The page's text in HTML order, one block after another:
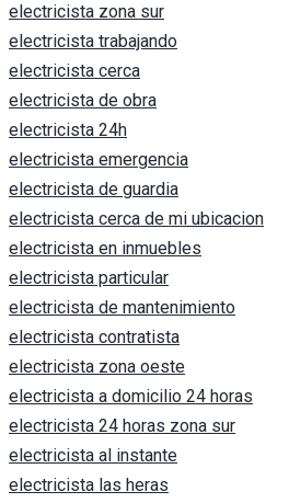
electricista zona sur
electricista trabajando
electricista cerca
electricista de obra
electricista 24h
electricista emergencia
electricista de guardia
electricista cerca de mi ubicacion
electricista en inmuebles
electricista particular
electricista de mantenimiento
electricista contratista
electricista zona oeste
electricista a domicilio 24 horas
electricista 24 horas zona sur
electricista al instante
electricista las heras